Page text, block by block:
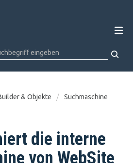
& Objekte Suchmaschine
die interne
von WebSite